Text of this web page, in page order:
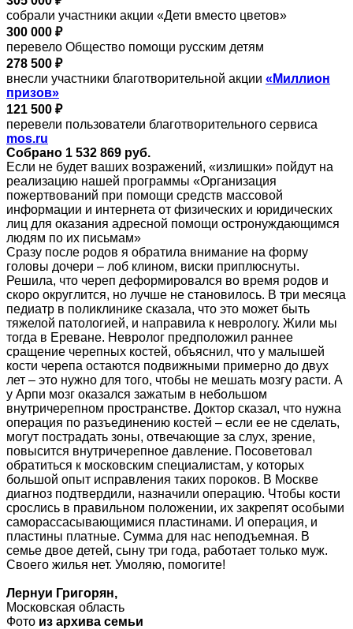
собрали участники акции «Дети вместо цветов»
300 000 ₽
перевело Общество помощи русским детям
278 500 ₽
внесли участники благотворительной акции «Миллион
призов»
121 500 ₽
перевели пользователи благотворительного сервиса
mos.ru
Собрано 1 532 869 руб.
Если не будет ваших возражений, «излишки» пойдут на
реализацию нашей программы «Организация
пожертвований при помощи средств массовой
информации и интернета от физических и юридических
лиц для оказания адресной помощи остронуждающимся
людям по их письмам»
Сразу после родов я обратила внимание на форму
головы дочери – лоб клином, виски приплюснуты.
Решила, что череп деформировался во время родов и
скоро округлится, но лучше не становилось. В три месяца
педиатр в поликлинике сказала, что это может быть
тяжелой патологией, и направила к неврологу. Жили мы
тогда в Ереване. Невролог предположил раннее
сращение черепных костей, объяснил, что у малышей
кости черепа остаются подвижными примерно до двух
лет – это нужно для того, чтобы не мешать мозгу расти. А
у Арпи мозг оказался зажатым в небольшом
внутричерепном пространстве. Доктор сказал, что нужна
операция по разъединению костей – если ее не сделать,
могут пострадать зоны, отвечающие за слух, зрение,
повысится внутричерепное давление. Посоветовал
обратиться к московским специалистам, у которых
большой опыт исправления таких пороков. В Москве
диагноз подтвердили, назначили операцию. Чтобы кости
срослись в правильном положении, их закрепят особыми
саморассасывающимися пластинами. И операция, и
пластины платные. Сумма для нас неподъемная. В
семье двое детей, сыну три года, работает только муж.
Своего жилья нет. Умоляю, помогите!
Лернуи Григорян,
Московская область
Фото из архива семьи